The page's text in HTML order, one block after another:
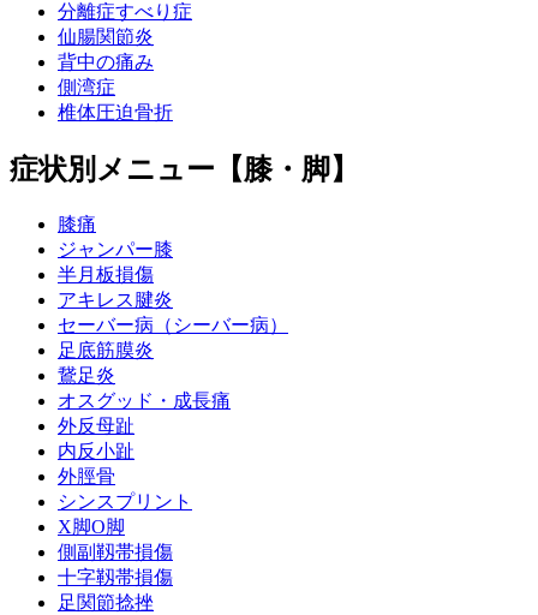
分離症すべり症
仙腸関節炎
背中の痛み
側湾症
椎体圧迫骨折
症状別メニュー【膝・脚】
膝痛
ジャンパー膝
半月板損傷
アキレス腱炎
セーバー病（シーバー病）
足底筋膜炎
鵞足炎
オスグッド・成長痛
外反母趾
内反小趾
外脛骨
シンスプリント
X脚O脚
側副靱帯損傷
十字靱帯損傷
足関節捻挫